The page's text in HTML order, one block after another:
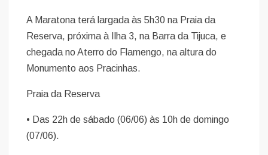
A Maratona terá largada às 5h30 na Praia da
Reserva, próxima à Ilha 3, na Barra da Tijuca, e
chegada no Aterro do Flamengo, na altura do
Monumento aos Pracinhas.
Praia da Reserva
• Das 22h de sábado (06/06) às 10h de domingo
(07/06).